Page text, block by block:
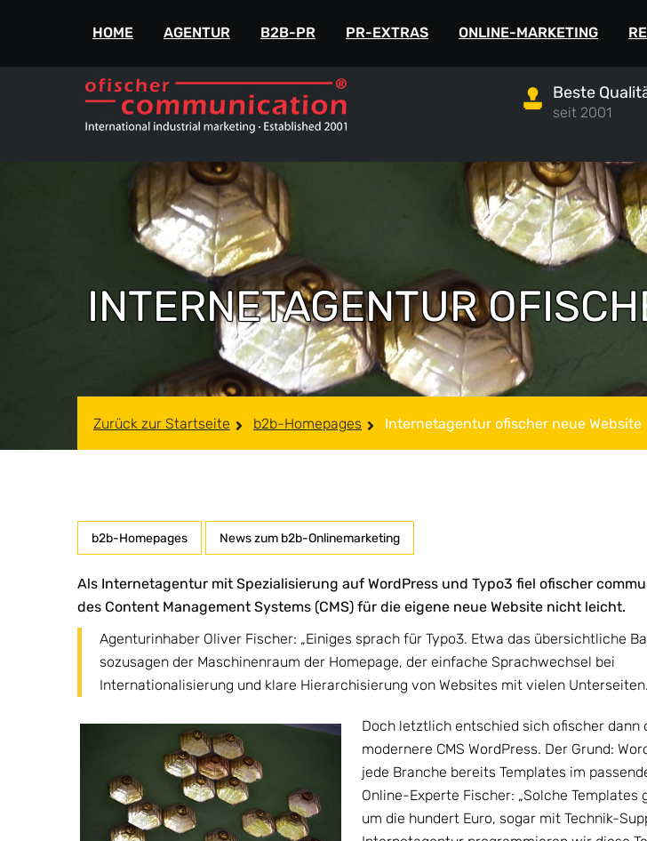
ofischer communication +49-175-718 444 1 post@ofischer.com
Beste
seit 2001
HOME AGENTUR B2B-PR PR-EXTRAS ONLINE-MARKETING
INTERNETAGENTUR
Zurück zur Startseite b2b-Homepages Internetagentur ofischer neue Website
b2b-Homepages News zum b2b-Onlinemarketing
Als Internetagentur mit Spezialisierung auf WordPress und Typo3 fiel ofischer
des Content Management Systems (CMS) für die eigene neue Website nicht leicht.
Agenturinhaber Oliver Fischer: „Einiges sprach für Typo3. Etwa das übersichtliche
sozusagen der Maschinenraum der Homepage, der einfache Sprachwechsel bei
Internationalisierung und klare Hierarchisierung von Websites mit vielen
Doch letztlich entschied sich ofischer dann
modernere CMS WordPress. Der Grund:
jede Branche bereits Templates im
Online-Experte Fischer: „Solche Templates
um die hundert Euro, sogar mit Technik-